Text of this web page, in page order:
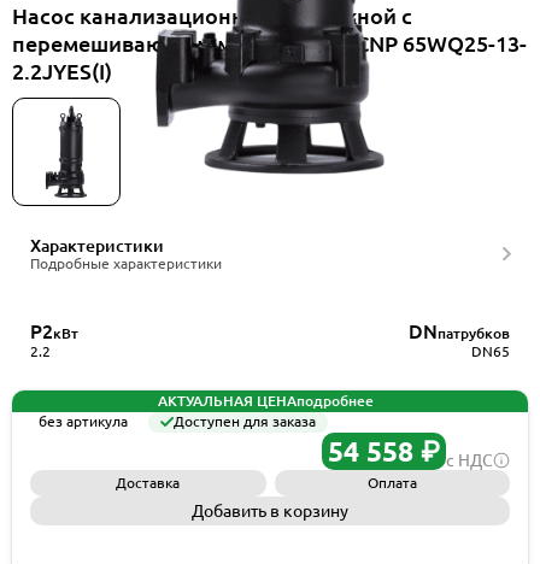
Насос канализационный погружной с
перемешивающим механизмом CNP 65WQ25-13-
2.2JYES(I)
Характеристики
Подробные характеристики
P2кВт
2.2
DNпатрубков
DN65
АКТУАЛЬНАЯ ЦЕНАподробнее
без артикула
Доступен для заказа
54 558 ₽ с НДС
Доставка Оплата
Добавить в корзину